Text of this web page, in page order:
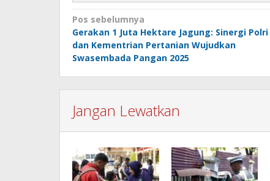
Navigasi
pos
Pos sebelumnya
Gerakan 1 Juta Hektare Jagung: Sinergi Polri
dan Kementrian Pertanian Wujudkan
Swasembada Pangan 2025
Jangan Lewatkan